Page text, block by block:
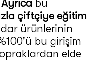
Ayrıca bu
çiftçiye eğitim
ürünlerinin
bu girişim
elde